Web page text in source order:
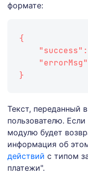
формате:
{
}
Текст, переданный
пользователю.
модулю будет
информация об
действий с типом
платежи".